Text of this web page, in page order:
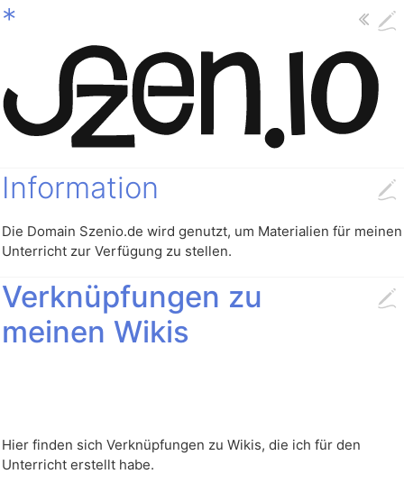
*
Information
Die Domain Szenio.de wird genutzt, um Materialien für meinen
Unterricht zur Verfügung zu stellen.
Hier finden sich Verknüpfungen zu Wikis, die ich für den
Unterricht erstellt habe.